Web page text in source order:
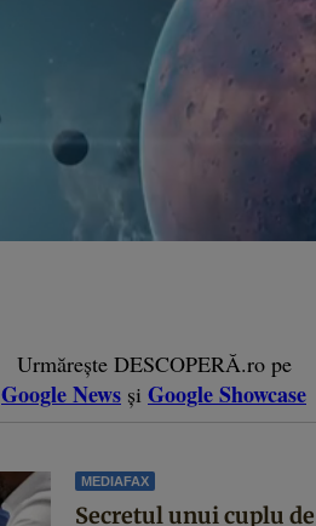
Urmărește DESCOPERĂ.ro pe
Google News și Google Showcase
MEDIAFAX
Secretul unui cuplu